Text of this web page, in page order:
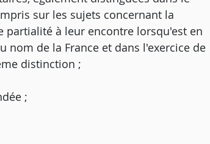
sur les sujets concernant la
à leur encontre lorsqu'est en
nom de la France et dans l'exercice de
distinction ;
;